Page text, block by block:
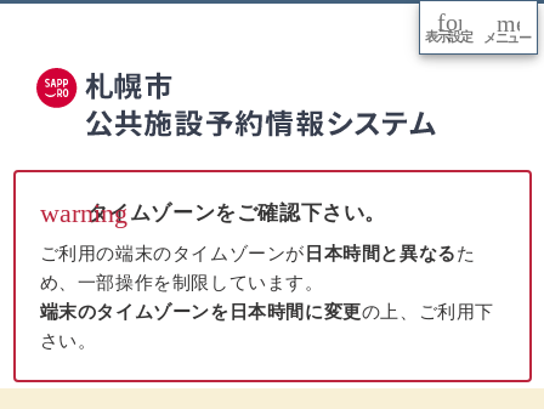
arrow_downward
表示設定 メニュー
warning
タイムゾーンをご確認下さい。
ご利用の端末のタイムゾーンが 日本時間と異なるた
め、一部操作を制限しています。
端末のタイムゾーンを日本時間に変更の上、ご利用下
さい。